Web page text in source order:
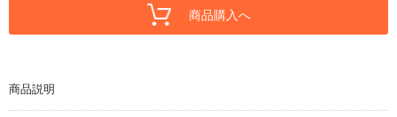
商品購入へ
商品説明